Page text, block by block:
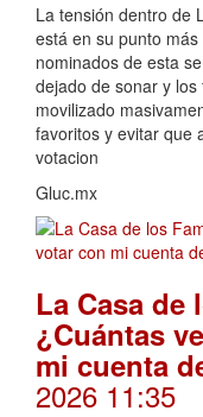
La tensión dentro de
está en su punto
nominados de esta
dejado de sonar y
movilizado
favoritos y evitar que
votacion
Gluc.mx
La Casa de
¿Cuántas
mi cuenta
2026 11:35